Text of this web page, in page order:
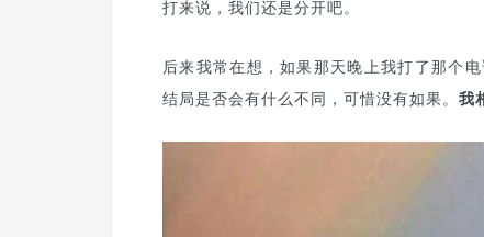
打来说，我们还是分开吧。
后来我常在想，如果那天晚上我打了那个
结局是否会有什么不同，可惜没有如果。 我